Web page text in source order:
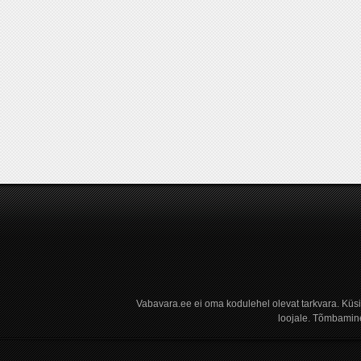
Vabavara.ee ei oma kodulehel olevat tarkvara.
loojale.